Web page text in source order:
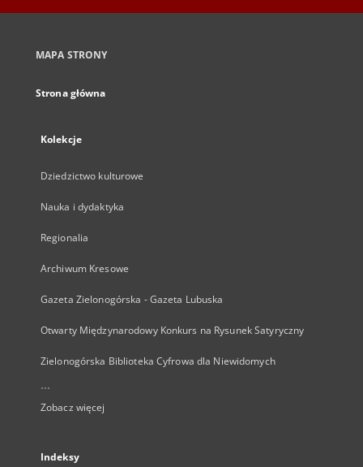
MAPA STRONY
Strona główna
Kolekcje
Dziedzictwo kulturowe
Nauka i dydaktyka
Regionalia
Archiwum Kresowe
Gazeta Zielonogórska - Gazeta Lubuska
Otwarty Międzynarodowy Konkurs na Rysunek Satyryczny
Zielonogórska Biblioteka Cyfrowa dla Niewidomych
...
Zobacz więcej
Indeksy